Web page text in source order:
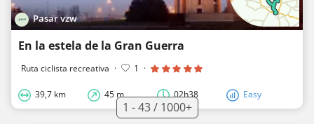
Pasar vzw
En la estela de la Gran Guerra
Ruta ciclista recreativa · 1 ·
39,7 km 45 m 02h38 Easy
1 - 43 / 1000+